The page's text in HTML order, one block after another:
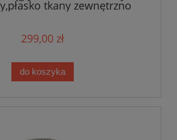
tkany zewnętrzno
wewnętrzny EVEL
299,00 zł
do koszyka